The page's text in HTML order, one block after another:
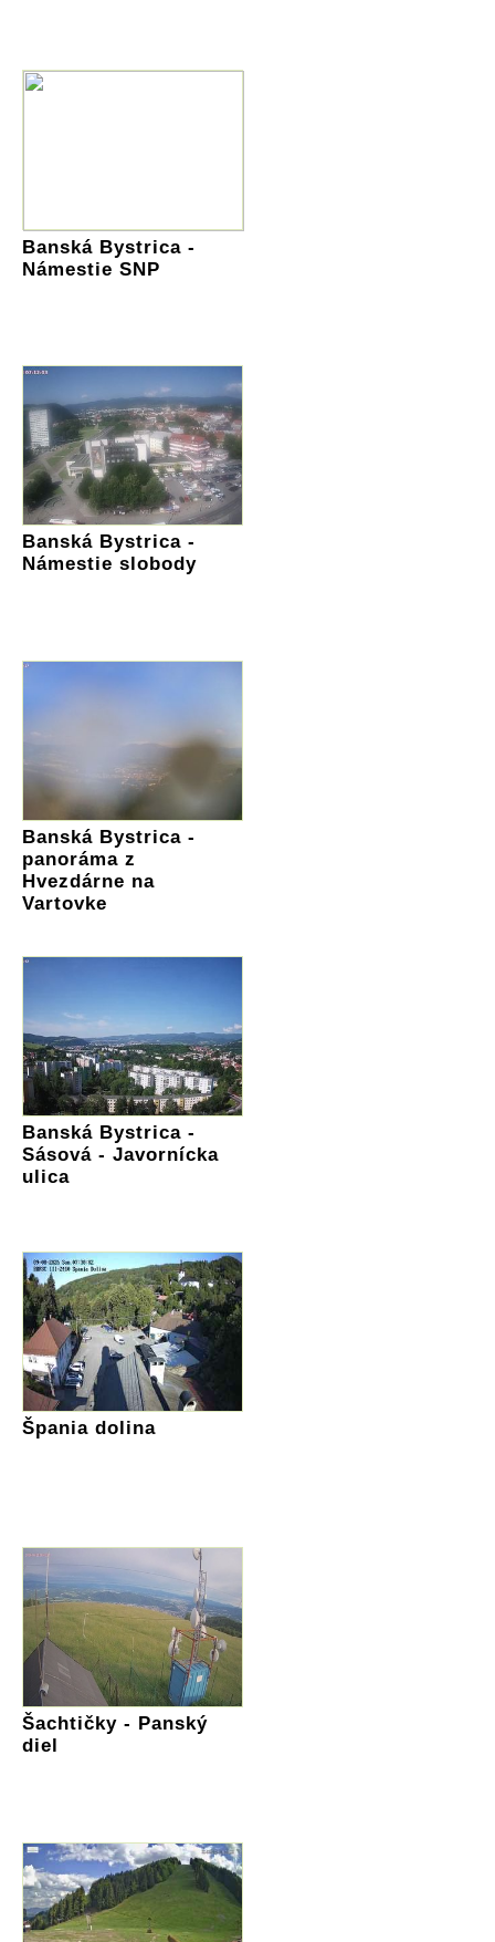
Banská Bystrica -
Námestie SNP
Banská Bystrica -
Námestie slobody
Banská Bystrica -
panoráma z
Hvezdárne na
Vartovke
Banská Bystrica -
Sásová - Javornícka
ulica
Špania dolina
Šachtičky - Panský
diel